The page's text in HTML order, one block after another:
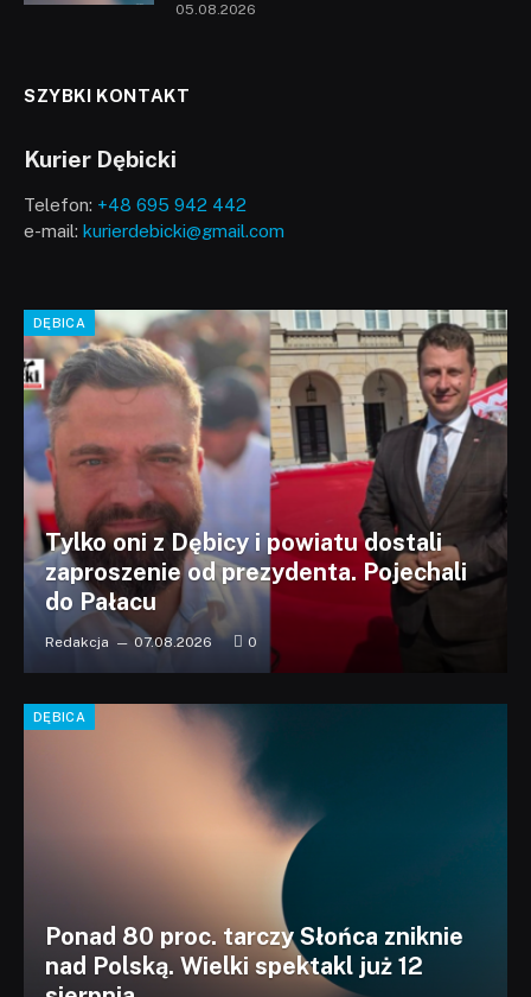
05.08.2026
SZYBKI KONTAKT
Kurier Dębicki
Telefon: +48 695 942 442
e-mail: kurierdebicki@gmail.com
DĘBICA
Tylko oni z Dębicy i powiatu dostali
zaproszenie od prezydenta. Pojechali
do Pałacu
Redakcja 07.08.2026 0
DĘBICA
Ponad 80 proc. tarczy Słońca zniknie
nad Polską. Wielki spektakl już 12